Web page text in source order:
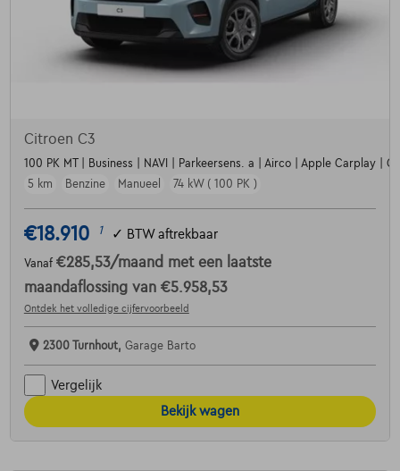
Citroen C3
100 PK MT | Business | NAVI | Parkeersens. a | Airco | Apple Carplay |
5 km
Benzine Manueel 74 kW ( 100 PK )
€18.910 1 ✓ BTW aftrekbaar
Vanaf €285,53/maand met een laatste
maandaflossing van €5.958,53
Ontdek het volledige cijfervoorbeeld
2300 Turnhout, Garage Barto
Vergelijk
Bekijk wagen